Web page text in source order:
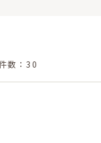
数：30